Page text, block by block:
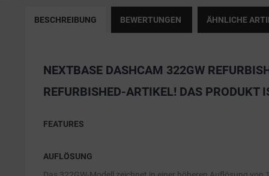
BESCHREIBUNG BEWERTUNGEN ÄHNLICHE
NEXTBASE DASHCAM 322GW
REFURBISHED-ARTIKEL! DAS PRODUKT
FEATURES
AUFLÖSUNG